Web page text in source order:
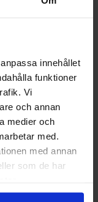
innehållet
funktioner
Vi
och annan
medier och
med.
med annan
som de har